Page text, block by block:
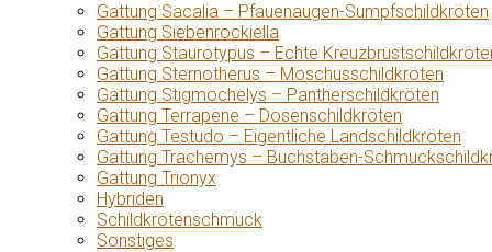
Gattung Sacalia – Pfauenaugen-Sumpfschildkröten
Gattung Siebenrockiella
Gattung Staurotypus – Echte
Gattung Sternotherus – Moschusschildkröten
Gattung Stigmochelys – Pantherschildkröten
Gattung Terrapene – Dosenschildkröten
Gattung Testudo – Eigentliche Landschildkröten
Gattung Trachemys – Buchstaben-
Gattung Trionyx
Hybriden
Schildkrötenschmuck
Sonstiges